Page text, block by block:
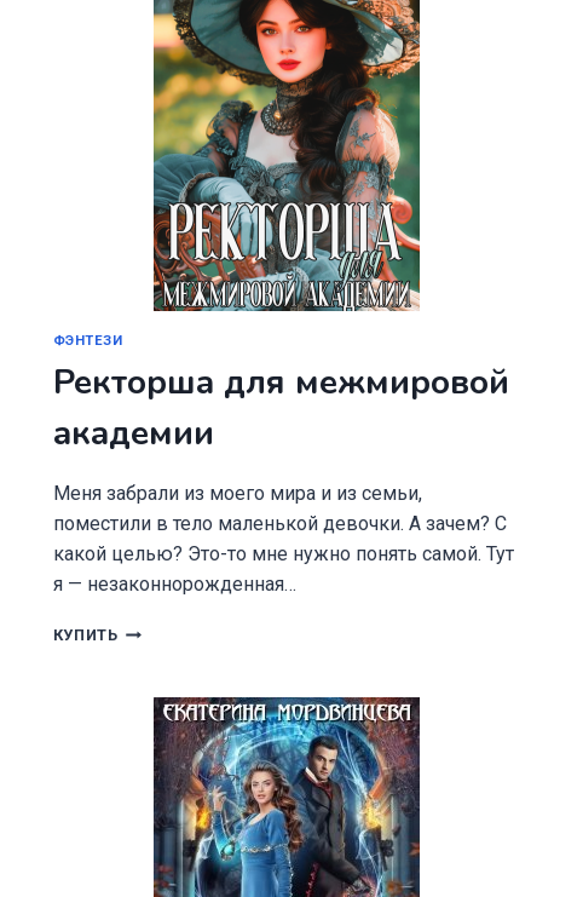
ФЭНТЕЗИ
Ректорша для межмировой
академии
Меня забрали из моего мира и из семьи,
поместили в тело маленькой девочки. А зачем? С
какой целью? Это-то мне нужно понять самой. Тут
я — незаконнорожденная…
КУПИТЬ РЕКТОРША
АКАДЕМИИ